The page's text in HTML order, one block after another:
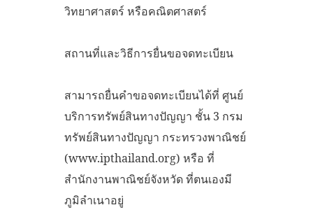
วิทยาศาสตร์ หรือคณิตศาสตร์
สถานที่และวิธีการยื่นขอจดทะเบียน
สามารถยื่นคำขอจดทะเบียนได้ที่ ศูนย์
บริการทรัพย์สินทางปัญญา ชั้น 3 กรม
ทรัพย์สินทางปัญญา กระทรวงพาณิชย์
(www.ipthailand.org) หรือ ที่
สำนักงานพาณิชย์จังหวัด ที่ตนเองมี
ภูมิลำเนาอยู่